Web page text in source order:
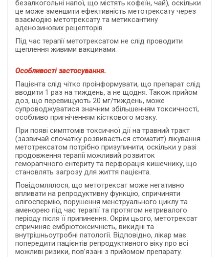
безалкогольні напої, що містять кофеїн, чай), оскільки
це може зменшити ефективність метотрексату через
взаємодію метотрексату та метиксантину
аденозинових рецепторів.
Під час терапії метотрексатом не слід проводити
щеплення живими вакцинами.
Особливості застосування.
Пацієнта слід чітко проінформувати, що препарат слід
вводити 1 раз на тиждень, а не щодня. Також прийом
доз, що перевищують 20 мг/тиждень, може
супроводжуватися значним збільшенням токсичності,
особливо пригніченням кісткового мозку.
При появі симптомів токсичної дії на травний тракт
(зазвичай спочатку розвивається стоматит) лікування
метотрексатом потрібно призупинити, оскільки у разі
продовження терапії можливий розвиток
геморагічного ентериту та перфорація кишечнику, що
становлять загрозу для життя пацієнта.
Повідомлялося, що метотрексат може негативно
впливати на репродуктивну функцію, спричиняти
олігоспермію, порушення менструального циклу та
аменорею під час терапії та протягом нетривалого
періоду після її припинення. Окрім цього, метотрексат
спричиняє ембріотоксичність, викидні та
внутрішньоутробні патології. Відповідно, лікар має
попередити пацієнтів репродуктивного віку про всі
можливі ризики, пов’язані з прийомом препарату.